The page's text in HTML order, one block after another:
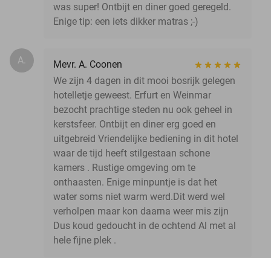
was super! Ontbijt en diner goed geregeld.
Enige tip: een iets dikker matras ;-)
A.
Mevr. A. Coonen
We zijn 4 dagen in dit mooi bosrijk gelegen
hotelletje geweest. Erfurt en Weinmar
bezocht prachtige steden nu ook geheel in
kerstsfeer. Ontbijt en diner erg goed en
uitgebreid Vriendelijke bediening in dit hotel
waar de tijd heeft stilgestaan schone
kamers . Rustige omgeving om te
onthaasten. Enige minpuntje is dat het
water soms niet warm werd.Dit werd wel
verholpen maar kon daarna weer mis zijn
Dus koud gedoucht in de ochtend Al met al
hele fijne plek .